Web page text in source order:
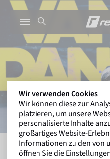
INSIDE REUSCH
Wir verwenden Cookies
Wir können diese zur
platzieren, um unsere
personalisierte Inhalte
großartiges Website-
Informationen zu den von
öffnen Sie die